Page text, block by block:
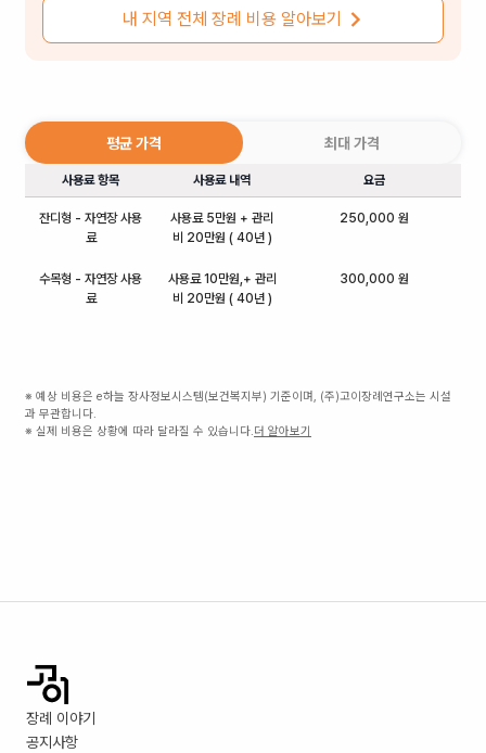
내 지역 전체 장례 비용 알아보기
평균 가격 최대 가격
사용료 항목 사용료 내역 요금
잔디형 - 자연장 사용
료
사용료 5만원 + 관리
비 20만원 ( 40년 )
250,000 원
수목형 - 자연장 사용
료
사용료 10만원,+ 관리
비 20만원 ( 40년 )
300,000 원
※ 예상 비용은 e하늘 장사정보시스템(보건복지부) 기준이며, (주)고이장례연구소는 시설
과 무관합니다.
※ 실제 비용은 상황에 따라 달라질 수 있습니다.더 알아보기
장례 이야기
공지사항